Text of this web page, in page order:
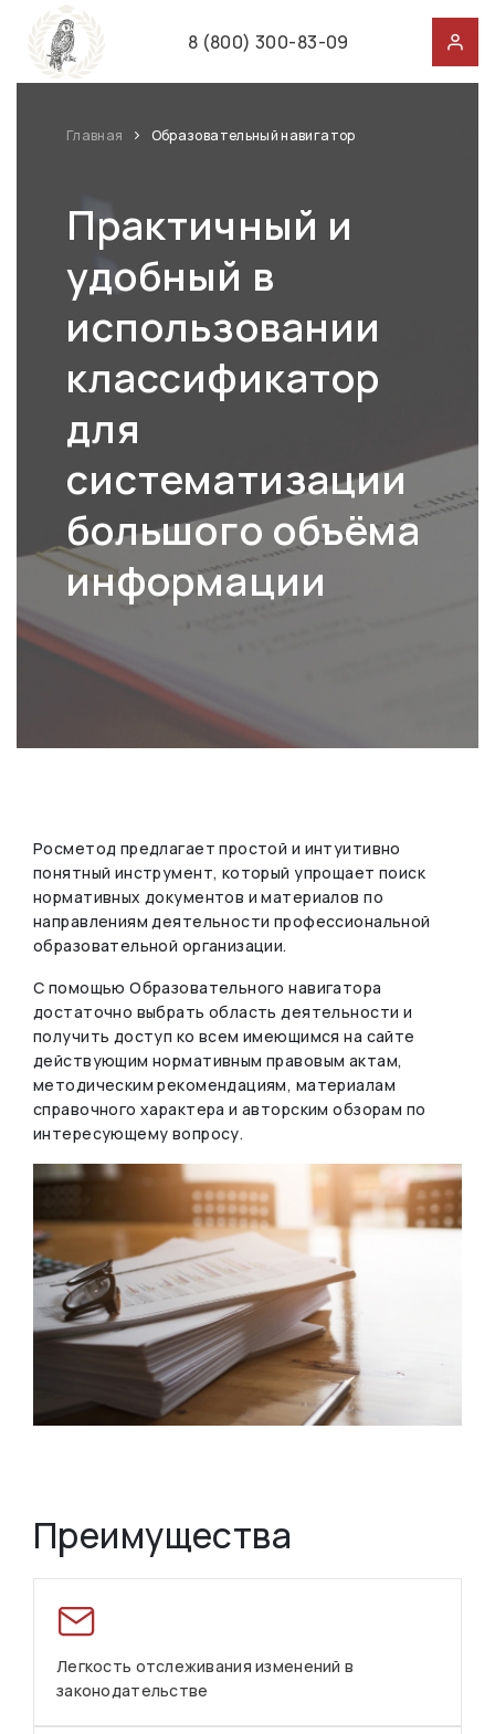
8 (800) 300-83-09
Главная Образовательный навигатор
Практичный и
удобный в
использовании
классификатор
для
систематизации
большого объёма
информации
Росметод предлагает простой и интуитивно
понятный инструмент, который упрощает поиск
нормативных документов и материалов по
направлениям деятельности профессиональной
образовательной организации.
С помощью Образовательного навигатора
достаточно выбрать область деятельности и
получить доступ ко всем имеющимся на сайте
действующим нормативным правовым актам,
методическим рекомендациям, материалам
справочного характера и авторским обзорам по
интересующему вопросу.
Преимущества
Легкость отслеживания изменений в
законодательстве